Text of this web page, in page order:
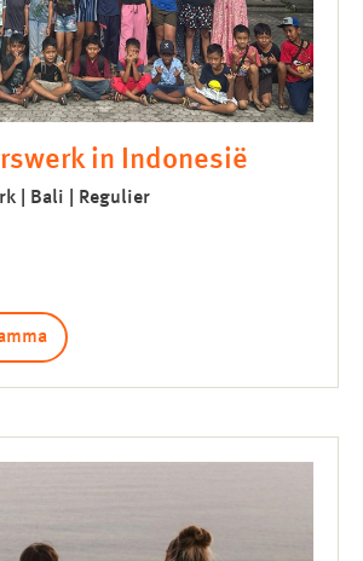
in Indonesië
| Bali | Regulier